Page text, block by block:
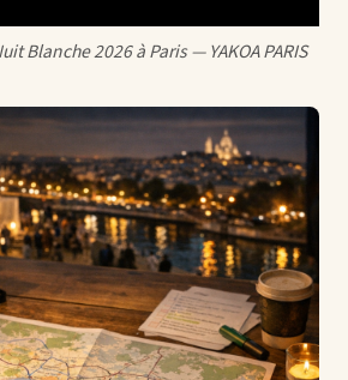
Blanche 2026 à Paris — YAKOA PARIS